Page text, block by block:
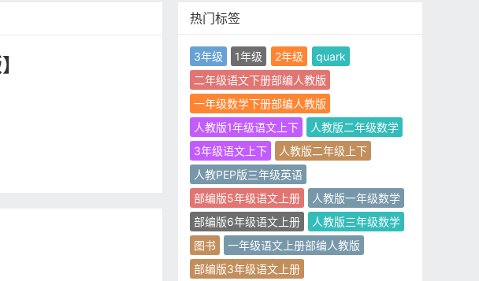
热门标签
3年级 1年级 2年级
quark
二年级语文下册部编人教版
一年级数学下册部编人教版
人教版1年级语文上下
人教版二年级数学
3年级语文上下
人教版二年级上下
人教PEP版三年级英语
部编版5年级语文上册
人教版一年级数学
部编版6年级语文上册
人教版三年级数学
图书
一年级语文上册部编人教版
部编版3年级语文上册